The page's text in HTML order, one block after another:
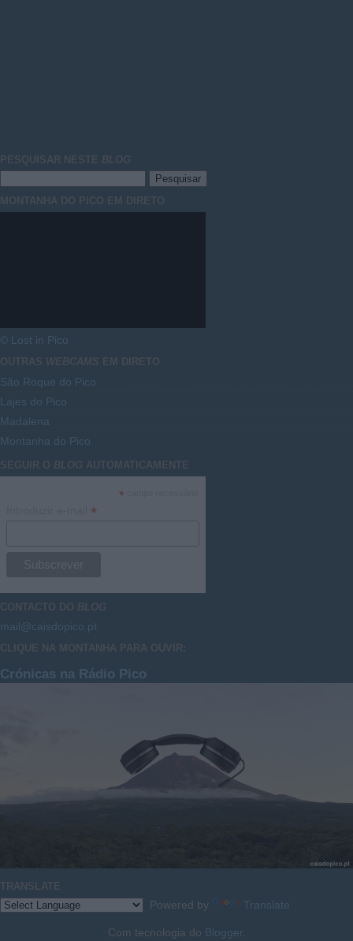
PESQUISAR NESTE BLOG
MONTANHA DO PICO EM DIRETO
© Lost in Pico
OUTRAS WEBCAMS EM DIRETO
São Roque do Pico
Lajes do Pico
Madalena
Montanha do Pico
SEGUIR O BLOG AUTOMATICAMENTE
*
*
CONTACTO DO BLOG
mail@caisdopico.pt
CLIQUE NA MONTANHA PARA OUVIR:
Crónicas na Rádio Pico
TRANSLATE
Powered by Translate
Com tecnologia do Blogger.